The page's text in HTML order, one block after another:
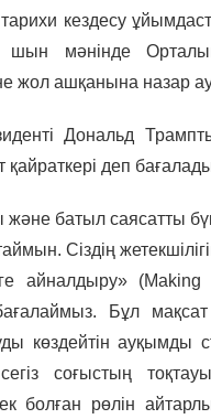
кездесу
мәнінде
жол ашқанына назар
Дональд
қайраткері деп
және батыл саясатты
Сіздің
айналдыру»
Бұл мақсат
көздейтін ауқымды
соғыстың
болған рөлін